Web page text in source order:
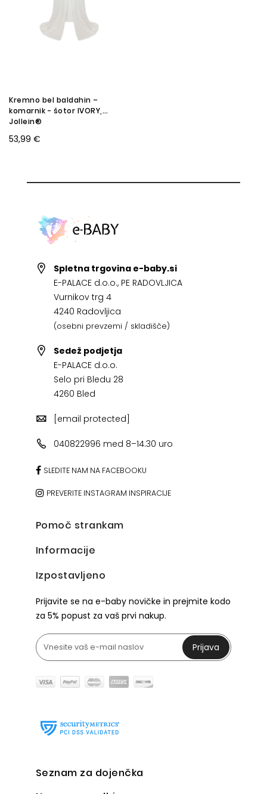
Kremno bel baldahin –
komarnik - šotor IVORY,
Jollein®
53,99 €
Spletna trgovina e-baby.si
E-PALACE d.o.o., PE RADOVLJICA
Vurnikov trg 4
4240 Radovljica
(osebni prevzemi / skladišče)
Sedež podjetja
E-PALACE d.o.o.
Selo pri Bledu 28
4260 Bled
[email protected]
040822996 med 8–14.30 uro
SLEDITE NAM NA FACEBOOKU
PREVERITE INSTAGRAM INSPIRACIJE
Pomoč strankam
Informacije
Izpostavljeno
Prijavite se na e-baby novičke in prejmite kodo
za 5% popust za vaš prvi nakup.
Prijava
Seznam za dojenčka